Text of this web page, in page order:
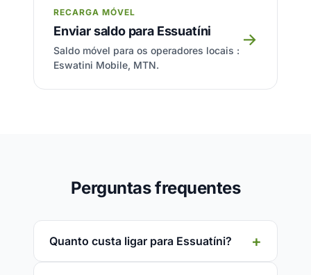
RECARGA MÓVEL
Enviar saldo para Essuatíni
Saldo móvel para os operadores locais :
Eswatini Mobile, MTN.
→
Perguntas frequentes
Quanto custa ligar para Essuatíni?